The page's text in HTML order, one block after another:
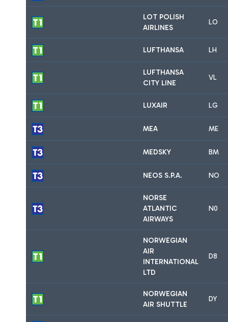
LOT POLISH
AIRLINES
LO
LUFTHANSA LH
LUFTHANSA
CITY LINE
VL
LUXAIR LG
MEA ME
MEDSKY BM
NEOS S.P.A. NO
NORSE
ATLANTIC
AIRWAYS
N0
NORWEGIAN
AIR
INTERNATIONAL
LTD
D8
NORWEGIAN
AIR SHUTTLE
DY